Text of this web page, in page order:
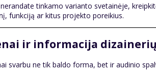
tinkamo varianto svetainėje,
funkciją ar kitus projekto poreikius.
ir informacija
svarbu ne tik baldo forma, bet ir audinio